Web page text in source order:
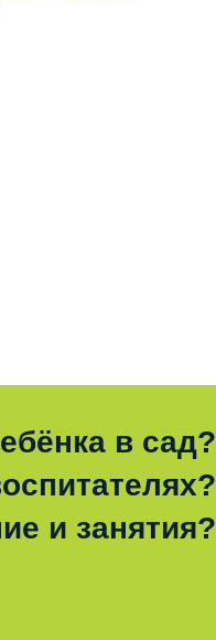
в сад?
и занятия?